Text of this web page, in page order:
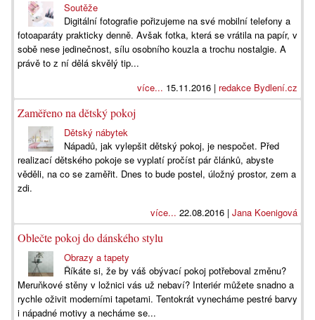
Soutěže
Digitální fotografie pořizujeme na své mobilní telefony a
fotoaparáty prakticky denně. Avšak fotka, která se vrátila na papír, v
sobě nese jedinečnost, sílu osobního kouzla a trochu nostalgie. A
právě to z ní dělá skvělý tip...
více... 15.11.2016 | redakce Bydlení.cz
Zaměřeno na dětský pokoj
Dětský nábytek
Nápadů, jak vylepšit dětský pokoj, je nespočet. Před
realizací dětského pokoje se vyplatí pročíst pár článků, abyste
věděli, na co se zaměřit. Dnes to bude postel, úložný prostor, zem a
zdi.
více... 22.08.2016 | Jana Koenigová
Oblečte pokoj do dánského stylu
Obrazy a tapety
Říkáte si, že by váš obývací pokoj potřeboval změnu?
Meruňkové stěny v ložnici vás už nebaví? Interiér můžete snadno a
rychle oživit moderními tapetami. Tentokrát vynecháme pestré barvy
i nápadné motivy a necháme se...